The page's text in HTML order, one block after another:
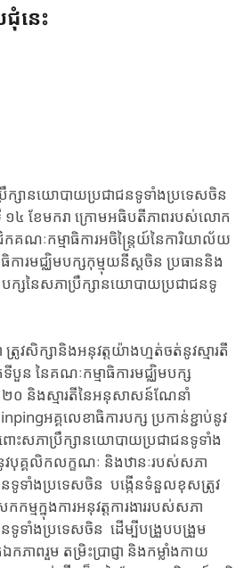
ជុំនេះ
ក្សា​នយោបាយ​ប្រជាជន​ទូទាំងប្រទេសចិន
ទី ១៤ ខែមករា ក្រោម​អធិបតីភាព​របស់​លោក
ណៈកម្មាធិការ​អចិន្ត្រៃយ៍​នៃ​ការិយាល័យ​
ារ​មជ្ឈិមបក្សកុម្មុយនីស្តចិន ប្រធាន​និង
បក្សនៃសភាប្រឹក្សានយោបាយប្រជាជនទូ
ត្រូវសិក្សានិងអនុវត្តយ៉ាងហ្មត់ចត់នូវស្មារតី
បួន នៃគណៈកម្មាធិការមជ្ឈិមបក្ស
០ និងស្មារតីនៃអនុសាសន៍ណែនាំ
អគ្គលេខាធិការបក្ស ប្រកាន់ខ្ជាប់នូវ
ោះសភាប្រឹក្សានយោបាយប្រជាជនទូទាំង
វបុគ្គលិកលក្ខណៈ និងឋានៈរបស់សភា
ទូទាំងប្រទេស​ចិន បង្កើនទំនួលខុសត្រូវ
មក្នុងការអនុវត្តការងាររបស់សភា
ទូទាំងប្រទេស​ចិន ដើម្បីបង្រួបបង្រួម
កភាពរួម តម្រិះប្រាជ្ញា និងកម្លាំងកាយ